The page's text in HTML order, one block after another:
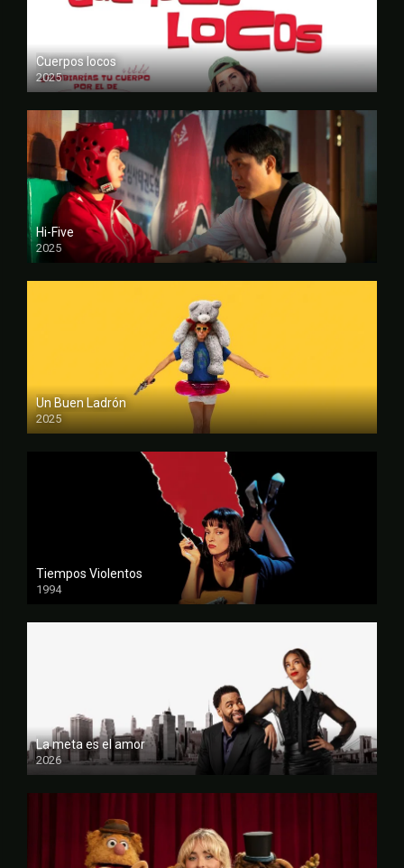
Cuerpos locos
2025
FULL HD
Hi-Five
2025
FULL HD
Un Buen Ladrón
2025
FULL HD
Tiempos Violentos
1994
FULL HD
La meta es el amor
2026
FULL HD